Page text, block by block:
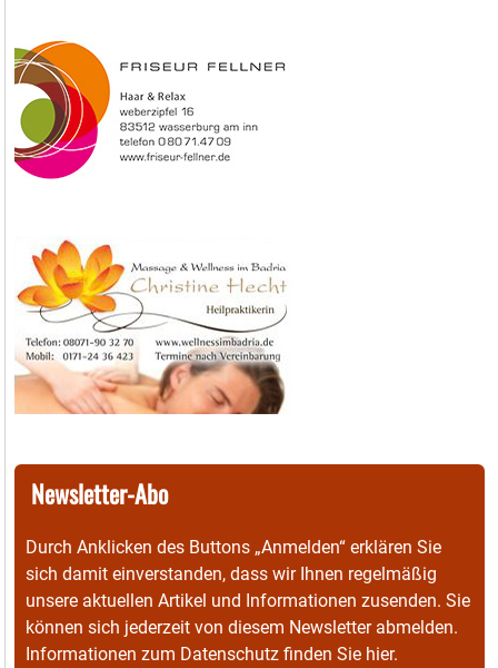
Newsletter-Abo
Durch Anklicken des Buttons „Anmelden“ erklären Sie
sich damit einverstanden, dass wir Ihnen regelmäßig
unsere aktuellen Artikel und Informationen zusenden. Sie
können sich jederzeit von diesem Newsletter abmelden.
Informationen zum Datenschutz finden Sie hier.